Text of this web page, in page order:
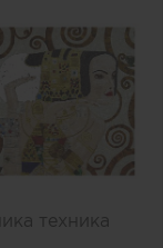
техника